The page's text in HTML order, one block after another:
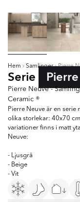
Hem Samlinger Pierre
Serie
Pierre Neuve -
Ceramic ®
Pierre Neuve är en
olika storlekar: 40x70
variationer finns i matt
Neuve:
- Ljusgrå
- Beige
- Vit